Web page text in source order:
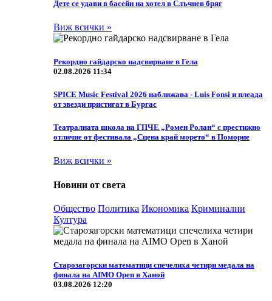
Дете се удави в басейн на хотел в Слъчнев бряг
Виж всички »
Рекордно гайдарско надсвирване в Гела
02.08.2026 11:34
SPICE Music Festival 2026 наближава - Luis Fonsi и плеада
от звезди пристигат в Бургас
Театралната школа на ГПЧЕ „Ромен Ролан“ с престижно
отличие от фестивала „Сцена край морето“ в Поморие
Виж всички »
Новини от света
Общество Политика Икономика Криминални
Култура
Старозагорски математици спечелиха четири медала на
финала на AIMO Open в Ханой
03.08.2026 12:20